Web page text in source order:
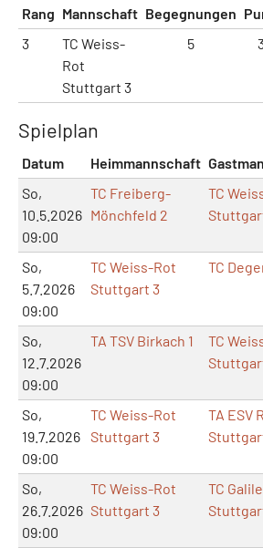
Rang Mannschaft Begegnungen
3
TC Weiss-
Rot
Stuttgart 3
5
Spielplan
Datum Heimmannschaft
So,
10.5.2026
09:00
TC Freiberg-
Mönchfeld 2
TC
So,
5.7.2026
09:00
TC Weiss-Rot
Stuttgart 3
TC
So,
12.7.2026
09:00
TA TSV Birkach 1
TC
So,
19.7.2026
09:00
TC Weiss-Rot
Stuttgart 3
TA ESV
So,
26.7.2026
09:00
TC Weiss-Rot
Stuttgart 3
TC